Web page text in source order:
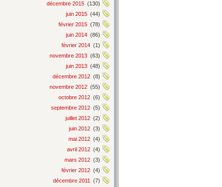
décembre 2015 (130)
juin 2015 (44)
février 2015 (78)
juin 2014 (86)
février 2014 (1)
novembre 2013 (63)
juin 2013 (48)
décembre 2012 (8)
novembre 2012 (55)
octobre 2012 (6)
septembre 2012 (5)
juillet 2012 (2)
juin 2012 (3)
mai 2012 (4)
avril 2012 (4)
mars 2012 (3)
février 2012 (4)
décembre 2011
(7)